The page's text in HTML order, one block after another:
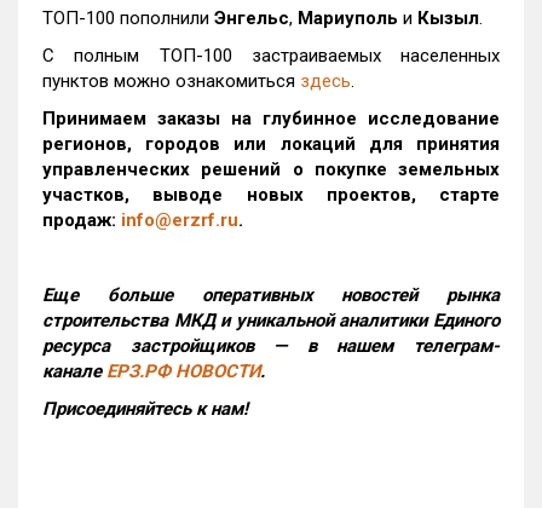
ТОП-100 пополнили Энгельс, Мариуполь и Кызыл.
С полным ТОП-100 застраиваемых населенных
пунктов можно ознакомиться здесь.
Принимаем заказы на глубинное исследование
регионов, городов или локаций для принятия
управленческих решений о покупке земельных
участков, выводе новых проектов, старте
продаж: info@erzrf.ru.
Еще больше оперативных новостей рынка
строительства МКД и уникальной аналитики Единого
ресурса застройщиков — в нашем телеграм-
канале ЕРЗ.РФ НОВОСТИ.
Присоединяйтесь к нам!